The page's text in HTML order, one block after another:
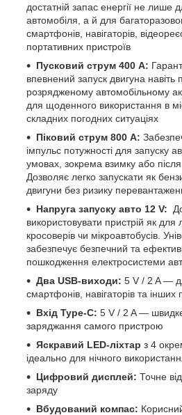
достатній запас енергії не лише
автомобіля, а й для
смартфонів, навігаторів,
портативних пристроїв
Пусковий струм 400 А:
впевнений запуск двигуна навіть
розрядженому автомобільному
для щоденного використання в
складних погодних ситуаціях
Піковий струм 800 А:
імпульс потужності для запуску
умовах, зокрема взимку або
Дозволяє легко запускати як
двигуни без ризику
Напруга запуску авто 12 V:
використовувати пристрій як для
кросоверів чи мікроавтобусів.
забезпечує безпечний та
пошкодження електросистеми
Два USB-виходи: 5 V / 2 A —
смартфонів, навігаторів та інших
Вхід Type-C: 5 V / 2 A —
заряджання самого пристрою
Яскравий LED-ліхтар з 4
ідеально для нічного
Цифровий дисплей: Точне
заряду
Вбудований компас: